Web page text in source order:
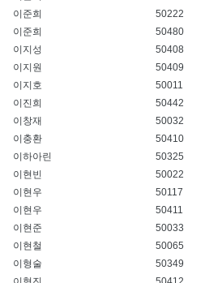
이준희
50222
이준희
50480
이지성
50408
이지원
50409
이지호
50011
이진희
50442
이창재
50032
이충환
50410
이하아린
50325
이현빈
50022
이현우
50117
이현우
50411
이현준
50033
이현철
50065
이형술
50349